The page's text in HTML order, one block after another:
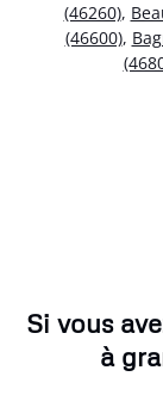
(46260),
(46600),
Si vous
à